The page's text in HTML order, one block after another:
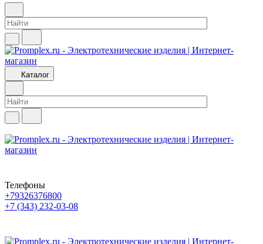
Каталог
Телефоны
+79326376800
+7 (343) 232-03-08